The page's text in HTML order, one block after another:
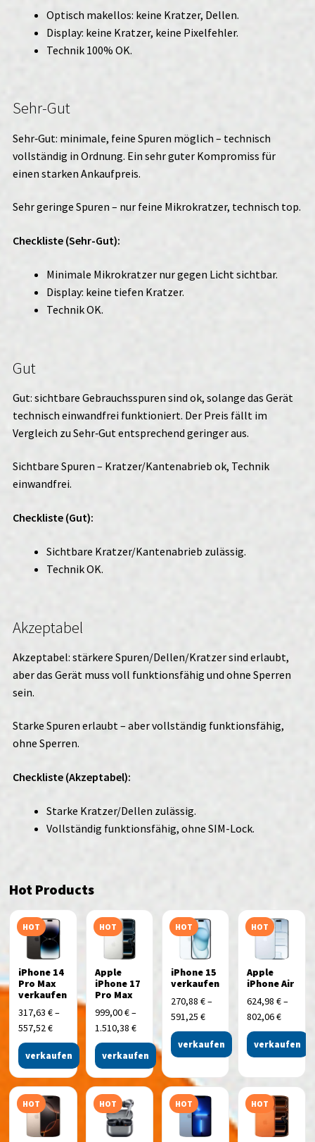
Optisch makellos: keine Kratzer, Dellen.
Display: keine Kratzer, keine Pixelfehler.
Technik 100% OK.
Sehr-Gut
Sehr‑Gut: minimale, feine Spuren möglich – technisch
vollständig in Ordnung. Ein sehr guter Kompromiss für
einen starken Ankaufpreis.
Sehr geringe Spuren – nur feine Mikrokratzer, technisch top.
Checkliste (Sehr-Gut):
Minimale Mikrokratzer nur gegen Licht sichtbar.
Display: keine tiefen Kratzer.
Technik OK.
Gut
Gut: sichtbare Gebrauchsspuren sind ok, solange das Gerät
technisch einwandfrei funktioniert. Der Preis fällt im
Vergleich zu Sehr‑Gut entsprechend geringer aus.
Sichtbare Spuren – Kratzer/Kantenabrieb ok, Technik
einwandfrei.
Checkliste (Gut):
Sichtbare Kratzer/Kantenabrieb zulässig.
Technik OK.
Akzeptabel
Akzeptabel: stärkere Spuren/Dellen/Kratzer sind erlaubt,
aber das Gerät muss voll funktionsfähig und ohne Sperren
sein.
Starke Spuren erlaubt – aber vollständig funktionsfähig,
ohne Sperren.
Checkliste (Akzeptabel):
Starke Kratzer/Dellen zulässig.
Vollständig funktionsfähig, ohne SIM-Lock.
Hot Products
HOT
iPhone 14
Pro Max
verkaufen
317,63€–
557,52€
verkaufen
HOT
Apple
iPhone 17
Pro Max
999,00€–
1.510,38 €
verkaufen
HOT
iPhone 15
verkaufen
270,88 €–
591,25 €
verkaufen
HOT
Apple
iPhone Air
624,98€–
802,06€
verkaufen
HOT HOT HOT HOT